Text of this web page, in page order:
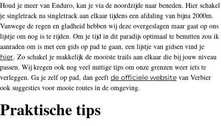
Houd je meer van Enduro, kan je via de noordzijde naar beneden. Hier schakel
je singletrack na singletrack aan elkaar tijdens een afdaling van bijna 2000m.
Vanwege de regen en gladheid hebben wij deze overgeslagen maar gaat op ons
lijstje om nog is te rijden. Om je tijd in dit paradijs optimaal te benutten zou ik
aanraden om is met een gids op pad te gaan, een lijstje van gidsen vind je
hier. Zo schakel je makkelijk de mooiste trails aan elkaar die bij jouw niveau
passen. Wij kregen ook nog veel nuttige tips om onze grenzen weer iets te
verleggen. Ga je zelf op pad, dan geeft de officiele website van Verbier
ook suggesties voor mooie routes in de omgeving.
Praktische tips